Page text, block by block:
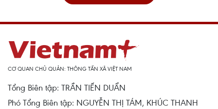
CƠ QUAN CHỦ QUẢN: THÔNG TẤN XÃ VIỆT NAM
Tổng Biên tập: TRẦN TIẾN DUẨN
Phó Tổng Biên tập: NGUYỄN THỊ TÁM, KHÚC THANH